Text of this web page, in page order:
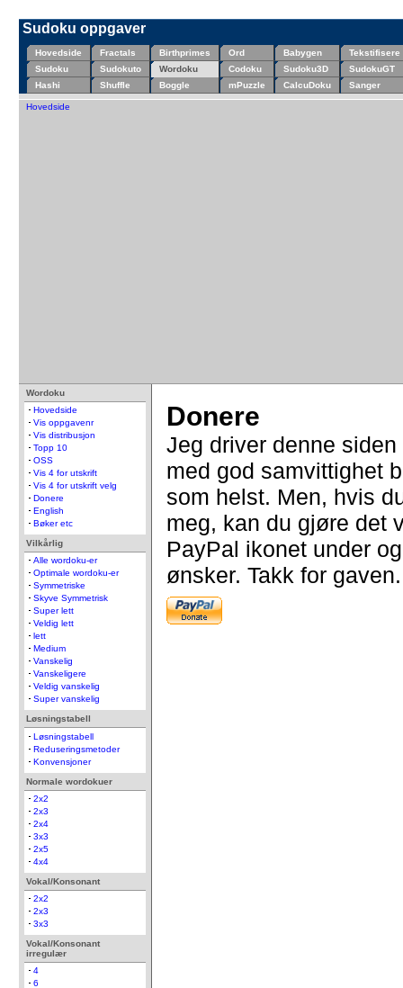
Sudoku oppgaver
Hovedside Fractals Birthprimes Ord Babygen
Tekstifisere
Sudoku
Sudokuto Wordoku Codoku Sudoku3D
SudokuGT
Hashi
Shuffle Boggle mPuzzle CalcuDoku Sanger
Hovedside
Wordoku
Hovedside
Vis oppgavenr
Vis distribusjon
Topp 10
OSS
Vis 4 for utskrift
Vis 4 for utskrift velg
Donere
English
Bøker etc
Vilkårlig
Alle wordoku-er
Optimale wordoku-er
Symmetriske
Skyve Symmetrisk
Super lett
Veldig lett
lett
Medium
Vanskelig
Vanskeligere
Veldig vanskelig
Super vanskelig
Løsningstabell
Løsningstabell
Reduseringsmetoder
Konvensjoner
Normale wordokuer
2x2
2x3
2x4
3x3
2x5
4x4
Vokal/Konsonant
2x2
2x3
3x3
Vokal/Konsonant
irregulær
4
6
Donere
Jeg driver denne
med god samvittighet
som helst. Men, hvis
meg, kan du gjøre det
PayPal ikonet under
ønsker. Takk for gaven.